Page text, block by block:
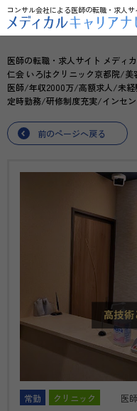
コンサル会社による医師の転職・求人サ
医師の転職・求人サイト メディ
仁会 いろはクリニック京都院/
医師/年収2000万/高額求人/未
定時勤務/研修制度充実/インセ
前のページへ戻る
常勤 クリニック 医